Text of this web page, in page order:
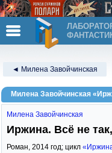
◄ Милена Завойчинская
Милена Завойчинская
Милена Завойчинская
Иржина. Всё не
Роман, 2014 год; цикл